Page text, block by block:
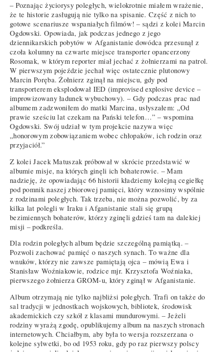
– Poznając życiorysy poległych, wielokrotnie miałem wrażenie,
że te historie zasługują nie tylko na spisanie. Część z nich to
gotowe scenariusze wspaniałych filmów! – sądzi z kolei Marcin
Ogdowski. Opowiada, jak podczas jednego z jego
dziennikarskich pobytów w Afganistanie dowódca przesunął z
czoła kolumny na czwarte miejsce transporter opancerzony
Rosomak, w którym reporter miał jechać z żołnierzami na patrol.
W pierwszym pojeździe jechał więc ostatecznie plutonowy
Marcin Poręba. Żołnierz zginął na miejscu, gdy pod
transporterem eksplodował IED (improvised explosive device –
improwizowany ładunek wybuchowy). – Gdy podczas prac nad
albumem zadzwoniłem do matki Marcina, usłyszałem: „Od
prawie sześciu lat czekam na Pański telefon…” – wspomina
Ogdowski. Swój udział w tym projekcie nazywa więc
„honorowym zobowiązaniem wobec chłopaków, ich rodzin oraz
przyjaciół.”
Z kolei Jacek Matuszak próbował w skrócie przedstawić w
albumie misje, na których ginęli ich bohaterowie. – Mam
nadzieję, że opowiadając 66 historii kładziemy kolejną cegiełkę
pod pomnik naszej zbiorowej pamięci, który wznosimy wspólnie
z rodzinami poległych. Tak trzeba, nie można pozwolić, by za
kilka lat polegli w Iraku i Afganistanie stali się grupą
bezimiennych bohaterów, którzy zginęli gdzieś tam na dalekiej
misji – podkreśla.
Dla rodzin poległych album będzie szczególną pamiątką. –
Pozwoli zachować pamięć o naszych synach. To ważne dla
wnuków, którzy nie zawsze pamiętają ojca – mówią Ewa i
Stanisław Woźniakowie, rodzice mjr. Krzysztofa Woźniaka,
pierwszego żołnierza GROM-u, który zginął w Afganistanie.
Album otrzymają nie tylko najbliżsi poległych. Trafi on także do
sal tradycji w jednostkach wojskowych, bibliotek, środowisk
akademickich czy szkół z klasami mundurowymi. – Jeżeli
rodziny wyrażą zgodę, opublikujemy album na naszych stronach
internetowych. Chciałbym, aby była to wersja rozszerzana o
kolejne sylwetki, bo od 1953 roku, gdy po raz pierwszy polscy